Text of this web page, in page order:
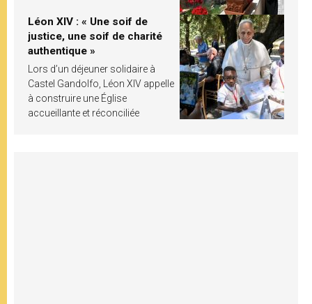
Léon XIV : « Une soif de
justice, une soif de charité
authentique »
Lors d’un déjeuner solidaire à
Castel Gandolfo, Léon XIV appelle
à construire une Église
accueillante et réconciliée